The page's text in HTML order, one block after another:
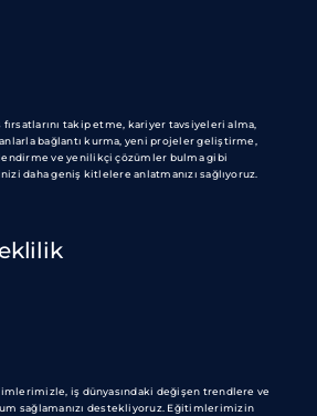
takip etme, kariyer tavsiyeleri alma,
bağlantı kurma, yeni projeler geliştirme,
ve yenilikçi çözümler bulma gibi
daha geniş kitlelere anlatmanızı sağlıyoruz.
iş dünyasındaki değişen trendlere ve
sağlamanızı destekliyoruz. Eğitimlerimizin